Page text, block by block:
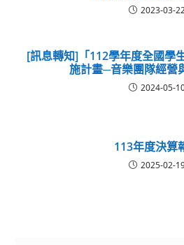
2023-03-
[訊息轉知]「112學年度全國學
施計畫─音樂團隊經營
2024-05-
113年度決算
2025-02-